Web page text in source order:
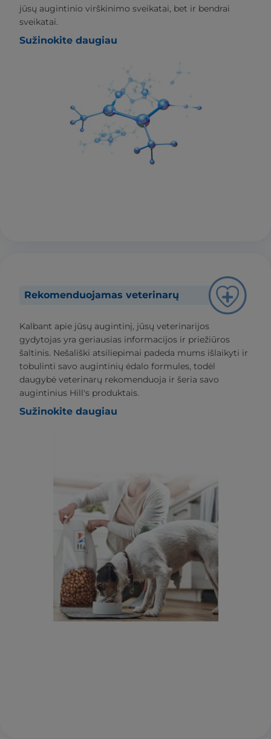
jūsų augintinio virškinimo sveikatai, bet ir bendrai
sveikatai.
Sužinokite daugiau
Rekomenduojamas veterinarų
Kalbant apie jūsų augintinį, jūsų veterinarijos
gydytojas yra geriausias informacijos ir priežiūros
šaltinis. Nešališki atsiliepimai padeda mums išlaikyti ir
tobulinti savo augintinių ėdalo formules, todėl
daugybė veterinarų rekomenduoja ir šeria savo
augintinius Hill's produktais.
Sužinokite daugiau